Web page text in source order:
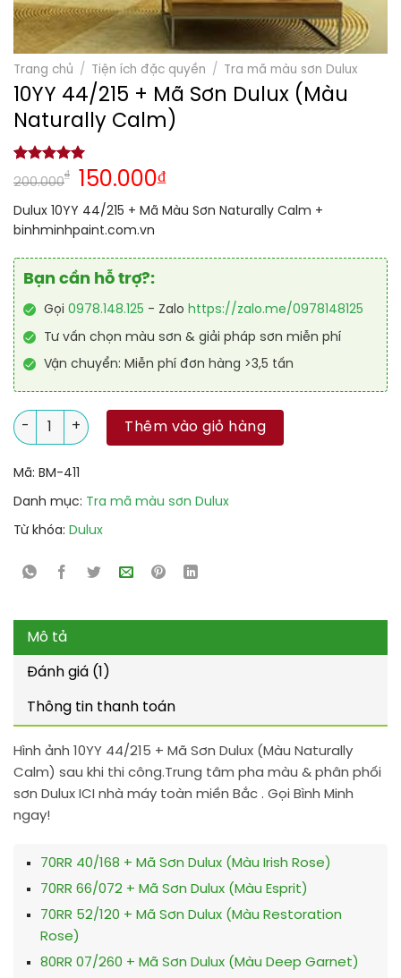
Trang chủ / Tiện ích đặc quyền / Tra mã màu sơn Dulux
10YY 44/215 + Mã Sơn Dulux (Màu
Naturally Calm)
5.00 trên 5
dựa trên
1
đánh giá
200.000
₫ 150.000₫
Dulux 10YY 44/215 + Mã Màu Sơn Naturally Calm +
binhminhpaint.com.vn
Bạn cần hỗ trợ?:
Gọi 0978.148.125 - Zalo https://zalo.me/0978148125
Tư vấn chọn màu sơn & giải pháp sơn miễn phí
Vận chuyển: Miễn phí đơn hàng >3,5 tấn
10YY 44/215 + Mã Sơn Dulux (Màu Naturally Calm) số lượng
Thêm vào giỏ hàng
Mã: BM-411
Danh mục: Tra mã màu sơn Dulux
Từ khóa: Dulux
Mô tả
Đánh giá (1)
Thông tin thanh toán
Hình ảnh 10YY 44/215 + Mã Sơn Dulux (Màu Naturally
Calm) sau khi thi công.Trung tâm pha màu & phân phối
sơn Dulux ICI nhà máy toàn miền Bắc . Gọi Bình Minh
ngay!
70RR 40/168 + Mã Sơn Dulux (Màu Irish Rose)
70RR 66/072 + Mã Sơn Dulux (Màu Esprit)
70RR 52/120 + Mã Sơn Dulux (Màu Restoration
Rose)
80RR 07/260 + Mã Sơn Dulux (Màu Deep Garnet)